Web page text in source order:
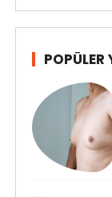
POPÜLER